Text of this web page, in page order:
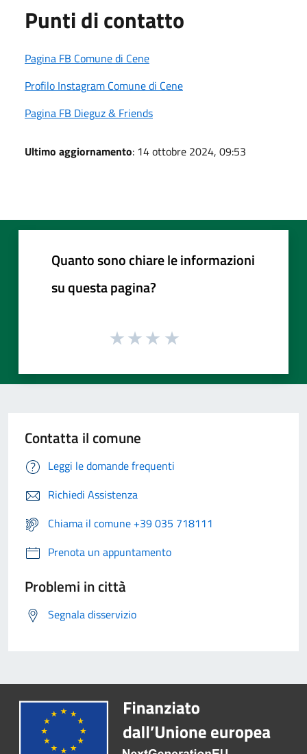
Punti di contatto
Pagina FB Comune di Cene
Profilo Instagram Comune di Cene
Pagina FB Dieguz & Friends
Ultimo aggiornamento: 14 ottobre 2024, 09:53
Quanto sono chiare le informazioni
su questa pagina?
Contatta il comune
Leggi le domande frequenti
Richiedi Assistenza
Chiama il comune +39 035 718111
Prenota un appuntamento
Problemi in città
Segnala disservizio